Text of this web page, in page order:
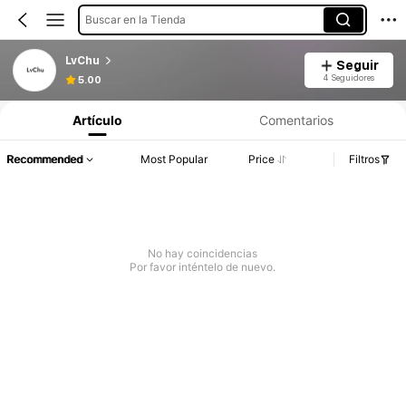
Buscar en la Tienda
LvChu
5.00
Seguir
4 Seguidores
Artículo Comentarios
Recommended Most Popular Price Filtros
No hay coincidencias
Por favor inténtelo de nuevo.